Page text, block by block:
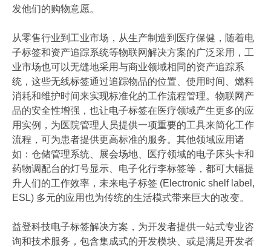
发他们的购物意愿。
从零售行业到工业市场，从生产制造到医疗保健，随着电
子标签和资产追踪系统等物联网解决方案的广泛采用，工
业市场也可以无缝地采用与商业领域相同的资产追踪系
统，这些无线标签通过追踪物品的位置、使用时间、燃料
消耗和维护时间来实现标准化的工作流程管理。物联网产
品的安全性增强，也让电子标签在医疗领域产生更多的应
用实例，为医院管理人员提供一项重要的工具来简化工作
流程，可为患者提供更高标准的服务。其他领域应用诸
如：仓储管理系统、展会场地、医疗领域的电子床头卡和
药物调配台的灯号显示、电子化行李标签等，都可大幅提
升人们的工作效率，未来电子标签 (Electronic shelf label,
ESL) 多元的应用也为传统的生活模式带来巨大的改变。
益登科技电子标签解决方案，为开发者提供一站式专业咨
询和技术服务，包含集成式的开发模块、或是满足开发者